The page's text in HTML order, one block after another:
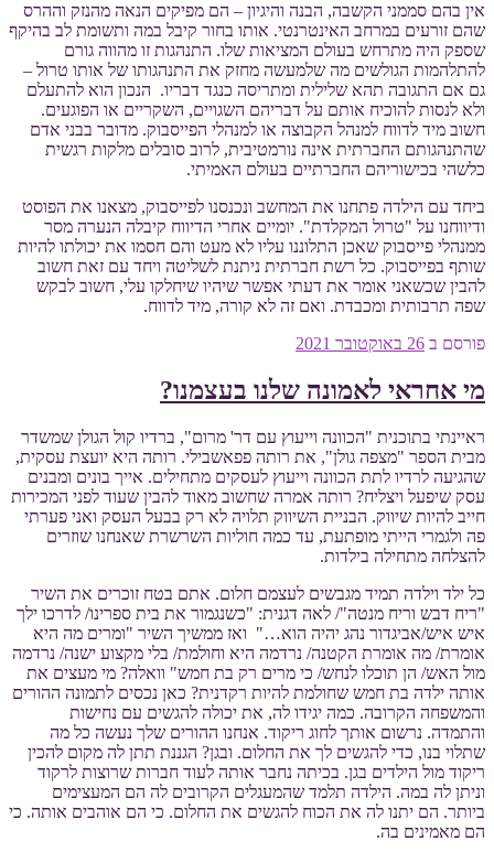
אין בהם סממני הקשבה, הבנה והיגיון – הם מפיקים הנאה מהנזק וההרס
שהם זורעים במרחב האינטרנטי. אותו בחור קיבל במה ותשומת לב בהיקף
שספק היה מתרחש בעולם המציאות שלו. התנהגות זו מהווה גורם
להתלהמות הגולשים מה שלמעשה מחזק את התנהגותו של אותו טרול –
גם אם התגובה תהא שלילית ומתריסה כנגד דבריו. הנכון הוא להתעלם
ולא לנסות להוכיח אותם על דבריהם השגויים, השקריים או הפוגעים.
חשוב מיד לדווח למנהל הקבוצה או למנהלי הפייסבוק. מדובר בבני אדם
שהתנהגותם החברתית אינה נורמטיבית, לרוב סובלים מלקות רגשית
כלשהי בכישוריהם החברתיים בעולם האמיתי.
ביחד עם הילדה פתחנו את המחשב ונכנסנו לפייסבוק, מצאנו את הפוסט
ודיווחנו על "טרול המקלדת". יומיים אחרי הדיווח קיבלה הנערה מסר
ממנהלי פייסבוק שאכן התלוננו עליו לא מעט והם חסמו את יכולתו להיות
שותף בפייסבוק. כל רשת חברתית ניתנת לשליטה ויחד עם זאת חשוב
להבין שכשאני אומר את דעתי אפשר שיהיו שיחלקו עלי, חשוב לבקש
שפה תרבותית ומכבדת. ואם זה לא קורה, מיד לדווח.
פורסם ב 26 באוקטובר 2021
מי אחראי לאמונה שלנו בעצמנו?
ראיינתי בתוכנית "הכוונה וייעוץ עם דר' מרום", ברדיו קול הגולן שמשדר
מבית הספר "מצפה גולן", את רותה פפאשבילי. רותה היא יועצת עסקית,
שהגיעה לרדיו לתת הכוונה וייעוץ לעסקים מתחילים. אייך בונים ומבנים
עסק שיפעל ויצליח? רותה אמרה שחשוב מאוד להבין שעוד לפני המכירות
חייב להיות שיווק. הבניית השיווק תלויה לא רק בבעל העסק ואני פערתי
פה ולגמרי הייתי מופתעת, עד כמה חוליות השרשרת שאנחנו שוזרים
להצלחה מתחילה בילדות.
כל ילד וילדה תמיד מגבשים לעצמם חלום. אתם בטח זוכרים את השיר
"ריח דבש וריח מנטה"/ לאה דגנית: "כשנגמור את בית ספרינו/ לדרכו ילך
איש איש/אביגדור נהג יהיה הוא…" ואז ממשיך השיר "ומרים מה היא
אומרת/ מה אומרת הקטנה/ נרדמה היא וחולמת/ בלי מקצוע ישנה/ נרדמה
מול האש/ הן תוכלו לנחש/ כי מרים רק בת חמש" וואלה? מי מעצים את
אותה ילדה בת חמש שחולמת להיות רקדנית? כאן נכסים לתמונה ההורים
והמשפחה הקרובה. כמה יגידו לה, את יכולה להגשים עם נחישות
והתמדה. נרשום אותך לחוג ריקוד. אנחנו ההורים שלך נעשה כל מה
שתלוי בנו, כדי להגשים לך את החלום. ובגן? הגננת תתן לה מקום להכין
ריקוד מול הילדים בגן. בכיתה נחבר אותה לעוד חברות שרוצות לרקוד
וניתן לה במה. הילדה תלמד שהמעגלים הקרובים לה הם המעצימים
ביותר. הם יתנו לה את הכוח להגשים את החלום. כי הם אוהבים אותה. כי
הם מאמינים בה.